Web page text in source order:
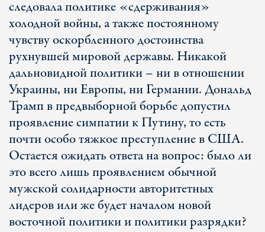
следовала политике «сдерживания»
холодной войны, а также постоянному
чувству оскорбленного достоинства
рухнувшей мировой державы. Никакой
дальновидной политики – ни в отношении
Украины, ни Европы, ни Германии. Дональд
Трамп в предвыборной борьбе допустил
проявление симпатии к Путину, то есть
почти особо тяжкое преступление в США.
Остается ожидать ответа на вопрос: было ли
это всего лишь проявлением обычной
мужской солидарности авторитетных
лидеров или же будет началом новой
восточной политики и политики разрядки?